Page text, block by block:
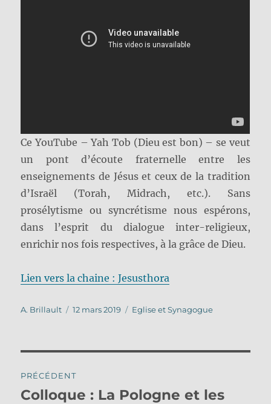
Ce YouTube – Yah Tob (Dieu est bon) – se veut
un pont d’écoute fraternelle entre les
enseignements de Jésus et ceux de la tradition
d’Israël (Torah, Midrach, etc.). Sans
prosélytisme ou syncrétisme nous espérons,
dans l’esprit du dialogue inter-religieux,
enrichir nos fois respectives, à la grâce de Dieu.
Lien vers la chaine : Jesusthora
Auteur
A. Brillault
Publié
12 mars 2019 Catégories
Eglise et Synagogue
de
PRÉCÉDENT
Publication
Colloque : La Pologne et les